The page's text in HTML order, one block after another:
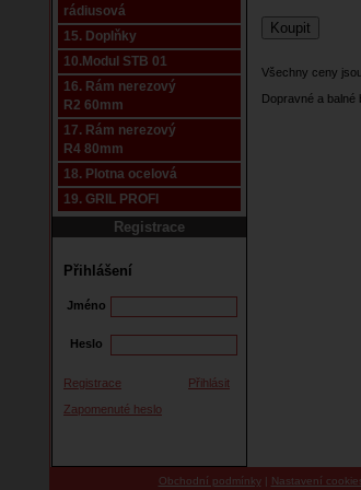
rádiusová
15. Doplňky
10.Modul STB 01
16. Rám nerezový
R2 60mm
17. Rám nerezový
R4 80mm
18. Plotna ocelová
19. GRIL PROFI
Registrace
Přihlášení
Jméno
Heslo
Registrace
Přihlásit
Zapomenuté heslo
Všechny ceny
Dopravné a balné
Obchodní podmínky| Nastavení